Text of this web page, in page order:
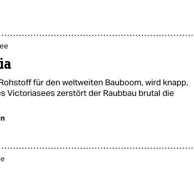
für den weltweiten Bauboom, wird knapp.
Victoriasees zerstört der Raubbau brutal die